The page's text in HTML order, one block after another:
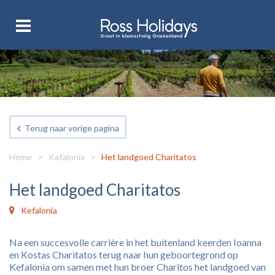
Terug naar vorige pagina
Home > Kefalonia > Het landgoed Charitatos
Het landgoed Charitatos
Kefalonia
Na een succesvolle carrière in het buitenland keerden Ioanna
en Kostas Charitatos terug naar hun geboortegrond op
Kefalonia om samen met hun broer Charitos het landgoed van